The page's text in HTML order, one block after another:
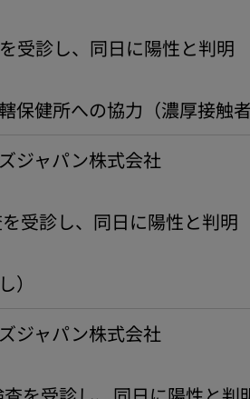
診し、同日に陽性と判明
健所への協力（濃厚接触者
ャパン株式会社
受診し、同日に陽性と判明
ャパン株式会社